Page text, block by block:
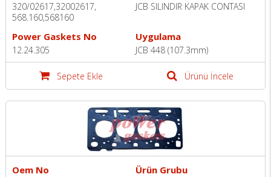
320/02617,32002617,
568.160,568160
JCB SILINDIR KAPAK CONTASI
Power Gaskets No
12.24.305
Uygulama
JCB 448 (107.3mm)
Sepete Ekle Ürünü İncele
Oem No Ürün Grubu